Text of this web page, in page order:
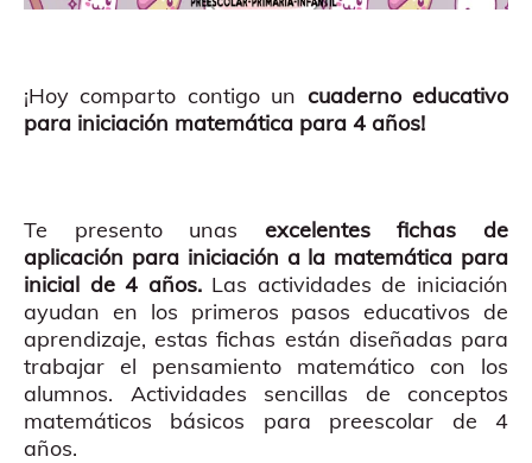
¡Hoy comparto contigo un cuaderno educativo
para iniciación matemática para 4 años!
Te presento unas excelentes fichas de
aplicación para iniciación a la matemática para
inicial de 4 años. Las actividades de iniciación
ayudan en los primeros pasos educativos de
aprendizaje, estas fichas están diseñadas para
trabajar el pensamiento matemático con los
alumnos. Actividades sencillas de conceptos
matemáticos básicos para preescolar de 4
años.